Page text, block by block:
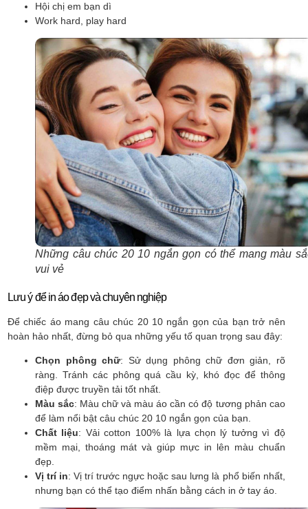
Hội chị em bạn dì
Work hard, play hard
Những câu chúc 20 10 ngắn gọn có thể mang màu
vui vẻ
Lưu ý để in áo đẹp và chuyên nghiệp
Để chiếc áo mang câu chúc 20 10 ngắn gọn của bạn trở nên
hoàn hảo nhất, đừng bỏ qua những yếu tố quan trọng sau đây:
Chọn phông chữ: Sử dụng phông chữ đơn giản, rõ
ràng. Tránh các phông quá cầu kỳ, khó đọc để thông
điệp được truyền tải tốt nhất.
Màu sắc: Màu chữ và màu áo cần có độ tương phản cao
để làm nổi bật câu chúc 20 10 ngắn gọn của bạn.
Chất liệu: Vải cotton 100% là lựa chọn lý tưởng vì độ
mềm mại, thoáng mát và giúp mực in lên màu chuẩn
đẹp.
Vị trí in: Vị trí trước ngực hoặc sau lưng là phổ biến nhất,
nhưng bạn có thể tạo điểm nhấn bằng cách in ở tay áo.